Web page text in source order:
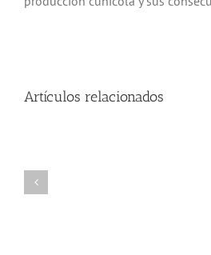
Artículos relacionados